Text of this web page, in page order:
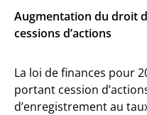
Augmentation du droit
cessions d’actions
La loi de finances pour
portant cession
d’enregistrement au